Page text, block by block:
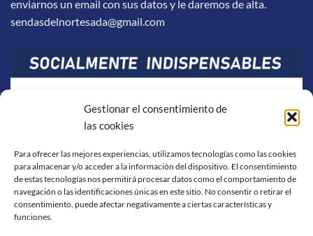
Gestionar el consentimiento de
las cookies
Para ofrecer las mejores experiencias, utilizamos tecnologías como las cookies
para almacenar y/o acceder a la información del dispositivo. El consentimiento
de estas tecnologías nos permitirá procesar datos como el comportamiento de
navegación o las identificaciones únicas en este sitio. No consentir o retirar el
consentimiento, puede afectar negativamente a ciertas características y
funciones.
enviarnos un email con sus datos y le daremos de alta.
sendasdelnortesada@gmail.com